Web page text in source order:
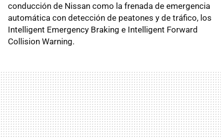
conducción de Nissan como la frenada de emergencia
automática con detección de peatones y de tráfico, los
Intelligent Emergency Braking e Intelligent Forward
Collision Warning.